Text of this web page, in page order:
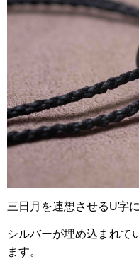
三日月を連想させるU字
シルバーが埋め込まれて
ます。